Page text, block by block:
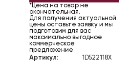
*Цена на товар не
окончательная.
Для получения актуальной
цены оставьте заявку и мы
подготовим для вас
максимально выгодное
коммерческое
предложение
Артикул:
1D522118X